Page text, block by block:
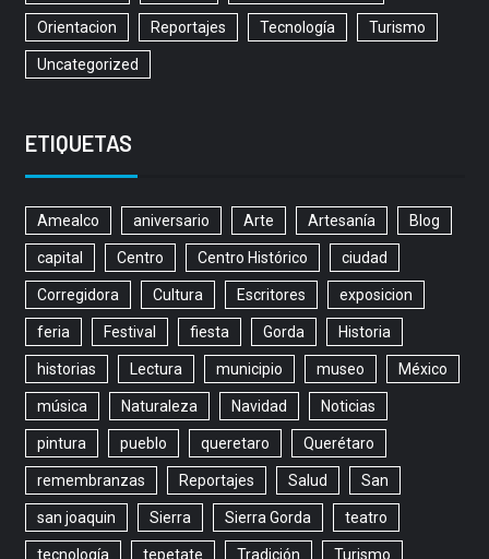
Orientacion Reportajes Tecnología Turismo
Uncategorized
ETIQUETAS
Amealco aniversario Arte Artesanía Blog
capital Centro Centro Histórico ciudad
Corregidora Cultura Escritores exposicion
feria Festival fiesta Gorda Historia
historias Lectura municipio museo México
música Naturaleza Navidad Noticias
pintura pueblo queretaro Querétaro
remembranzas Reportajes Salud San
san joaquin Sierra Sierra Gorda teatro
tecnología tepetate Tradición Turismo